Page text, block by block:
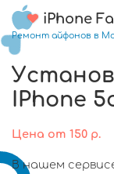
iPhone
Ремонт айфонов в
IPhone
Цена от 150 р.
В нашем